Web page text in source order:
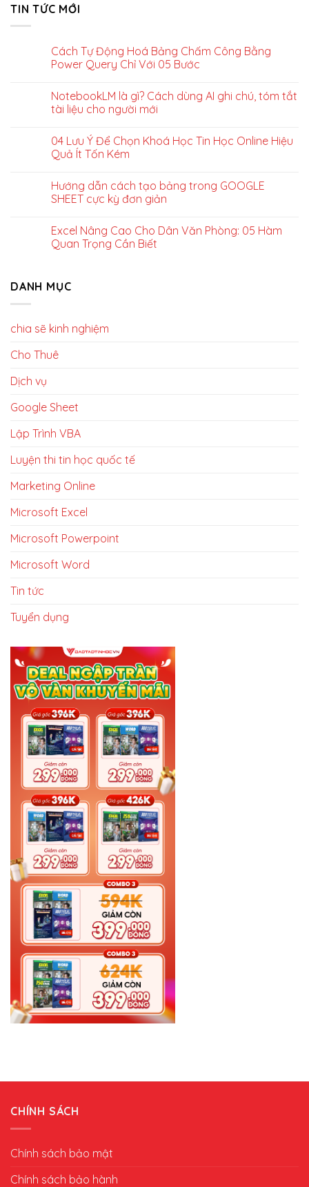
TIN TỨC MỚI
Cách Tự Động Hoá Bảng Chấm Công Bằng
Power Query Chỉ Với 05 Bước
NotebookLM là gì? Cách dùng AI ghi chú, tóm tắt
tài liệu cho người mới
04 Lưu Ý Để Chọn Khoá Học Tin Học Online Hiệu
Quả Ít Tốn Kém
Hướng dẫn cách tạo bảng trong GOOGLE
SHEET cực kỳ đơn giản
Excel Nâng Cao Cho Dân Văn Phòng: 05 Hàm
Quan Trọng Cần Biết
DANH MỤC
chia sẽ kinh nghiệm
Cho Thuê
Dịch vụ
Google Sheet
Lập Trình VBA
Luyện thi tin học quốc tế
Marketing Online
Microsoft Excel
Microsoft Powerpoint
Microsoft Word
Tin tức
Tuyển dụng
CHÍNH SÁCH
Chính sách bảo mật
Chính sách bảo hành